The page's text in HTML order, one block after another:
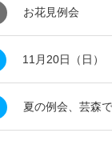
お花見例会
11月20日（日）
夏の例会、芸森